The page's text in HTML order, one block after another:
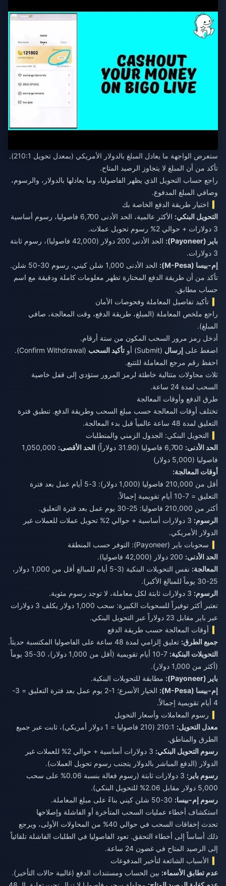
ستعرض الواجهة ما يعادل المبلغ بالدولار الأمريكي (بمعدل تحويل 210:1).
تأكد من أن المبلغ لا يتجاوز الرصيد المتاح.
راجع حساب التحويل الذي يظهر الفاصوليا، وما يعادلها بالدولار، والرسوم،
وصافي المبلغ المدفوع.
اختيار طريقة الدفع الخاصة بك
التحويل البنكي:
الأكثر عالمية، الحد الأدنى 6,700 فاصوليا، رسوم أساسية
3 دولارات + حوالي 2% رسوم تحويل عملات.
باير (Payoneer):
الحد الأدنى 200 دولار (42,000 فاصوليا)، رسوم ثابتة
3 دولارات.
إم-بيسا (M-Pesa):
الحد الأدنى 1,000 شلن كيني، رسوم 30-50 شلن.
تأكد من أن طريقة الدفع المختارة تظهر معلومات كاملة ودقيقة مع اسم
حساب مطابق.
تأكيد تفاصيل المعاملة وفحوصات الأمان
راجع ملخص المعاملة (المبلغ، طريقة الدفع، وقت المعالجة، صافي
المبلغ).
أدخل رمز مرور السحب المكون من ستة أرقام.
اضغط على إرسال (Submit) أو تأكيد السحب (Confirm Withdrawal).
احفظ رقم مرجع المعاملة للتتبع.
ثلاث محاولات متتالية خاطئة لرمز المرور ستؤدي إلى قفل خاصية
السحب لمدة 24 ساعة.
طرق الدفع وأوقات المعالجة
تختلف أوقات المعالجة حسب مبلغ السحب وطريقة الدفع. تنطبق فترة
التعليق لمدة 48 ساعة عالمياً قبل بدء المعالجة.
التحويل البنكي: الجدول الزمني والمتطلبات
الحد الأدنى:
الحد الأقصى: 1,050,000
فاصوليا (5,000 دولار)
أوقات المعالجة:
أقل من 210,000 فاصوليا (1,000 دولار): 3-5 أيام عمل بعد فترة
التعليق = 7-10 أيام تقويمية إجمالاً.
أكثر من 210,000 فاصوليا: 25-30 يوم عمل بعد فترة التعليق.
الرسوم:
3 دولارات أساسية + حوالي 2% تحويل عملات للعملات غير
الدولار الأمريكي.
سحوبات باير (Payoneer): التوفر حسب المنطقة
الحد الأدنى:
المعالجة:
نفس التحويلات البنكية (3-5 أيام للمبالغ أقل من 1,000 دولار،
25-30 يوماً للمبالغ الأكبر).
الرسوم:
تعتبر أكثر توفيراً للسحوبات الكبيرة: سحب 1,000 دولار يكلف 3 دولارات
عبر باير مقابل 23 دولاراً عبر التحويل البنكي.
أوقات المعالجة حسب طريقة الدفع
جميع الطرق: تعليق إلزامي لمدة 48 ساعة على الفاصوليا المكتسبة حديثاً.
التحويلات البنكية:
7-10 أيام تقويمية (أقل من 1,000 دولار)، 30-35 يوماً
(أكثر من 1,000 دولار).
باير (Payoneer):
مطابقة للتحويلات البنكية.
إم-بيسا (M-Pesa):
الخيار الأسرع؛ 1-2 يوم عمل بعد فترة التعليق = 3-
4 أيام تقويمية إجمالاً.
رسوم المعاملات وأسعار التحويل
معدل التحويل:
210:1 (210 فاصوليا = 1 دولار أمريكي)، ثابت عبر جميع
الطرق والمناطق.
رسوم التحويل البنكي:
3 دولارات أساسية + حوالي 2% للعملات غير
الدولار (الدفع المباشر بالدولار يتجنب رسوم تحويل العملات).
رسوم باير:
3 دولارات ثابتة (رسوم فعالة بنسبة 0.06% على سحب
5,000 دولار مقابل 2.06% للتحويل البنكي).
رسوم إم-بيسا:
استكشاف أخطاء عمليات السحب المتأخرة أو الفاشلة وإصلاحها
تحدث إخفاقات السحب في حوالي 40% من المحاولات الأولى، ويرجع
ذلك أساساً إلى أخطاء التحقق. تعود الفاصوليا في الطلبات الفاشلة تلقائياً
إلى الرصيد المتاح في غضون 24 ساعة.
الأسباب الشائعة لتأخير المدفوعات
عدم تطابق الأسماء: بين الحساب ومستندات الدفع (غالبية حالات التأخير).